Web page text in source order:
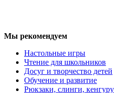
Мы рекомендуем
Настольные игры
Чтение для школьников
Досуг и творчество детей
Обучение и развитие
Рюкзаки, слинги, кенгуру